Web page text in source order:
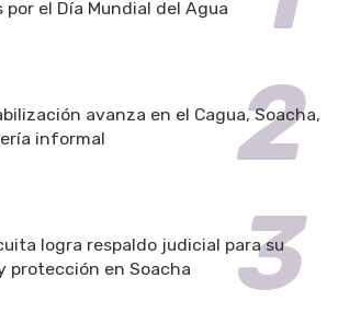
por el Día Mundial del Agua
avanza en el Cagua, Soacha,
informal
logra respaldo judicial para su
protección en Soacha